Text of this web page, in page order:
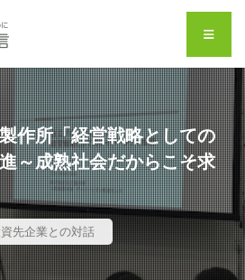
作所「経営戦略としての
～成熟社会だからこそ求
先企業との対話